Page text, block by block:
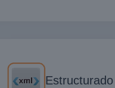
Estructurado